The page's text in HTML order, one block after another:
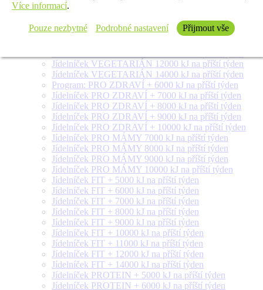
Více informací.
Pouze nezbytné Podrobné nastavení Přijmout vše
Jídelníček VEGETARIÁN 6000 kJ na příští týden
Jídelníček VEGETARIÁN 7000 kJ na příští týden
Jídelníček VEGETARIÁN 8000 kJ na příští týden
Jídelníček VEGETARIÁN 12000 kJ na příští týden
Jídelníček VEGETARIÁN 14000 kJ na příští týden
Program: PRO ZDRAVÍ + 6000 kJ na příští týden
Jídelníček PRO ZDRAVÍ + 7000 kJ na příští týden
Jídelníček PRO ZDRAVÍ + 8000 kJ na příští týden
Jídelníček PRO ZDRAVÍ + 9000 kJ na příští týden
Jídelníček PRO ZDRAVÍ + 10000 kJ na příští týden
Jídelníček PRO MÁMY 7000 kJ na příští týden
Jídelníček PRO MÁMY 8000 kJ na příští týden
Jídelníček PRO MÁMY 9000 kJ na příští týden
Jídelníček PRO MÁMY 10000 kJ na příští týden
Jídelníček FIT + 5000 kJ na příští týden
Jídelníček FIT + 6000 kJ na příští týden
Jídelníček FIT + 7000 kJ na příští týden
Jídelníček FIT + 8000 kJ na příští týden
Jídelníček FIT + 9000 kJ na příští týden
Jídelníček FIT + 10000 kJ na příští týden
Jídelníček FIT + 11000 kJ na příští týden
Jídelníček FIT + 12000 kJ na příští týden
Jídelníček FIT + 14000 kJ na příští týden
Jídelníček PROTEIN + 5000 kJ na příští týden
Jídelníček PROTEIN + 6000 kJ na příští týden